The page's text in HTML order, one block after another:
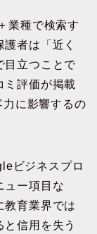
業種で検索す
者は「近く
目立つことで
ミ評価が掲載
力に影響するの
ビジネスプロ
ュー項目な
教育業界では
信用を失う